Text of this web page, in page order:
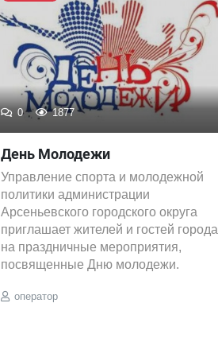
0 1877
День Молодежи
Управление спорта и молодежной
политики администрации
Арсеньевского городского округа
приглашает жителей и гостей города
на праздничные мероприятия,
посвященные Дню молодежи.
оператор